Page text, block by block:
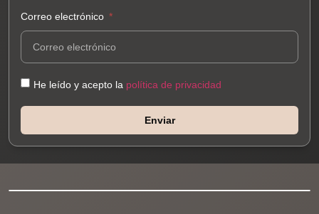
Correo electrónico
He leído y acepto la política de privacidad
Enviar